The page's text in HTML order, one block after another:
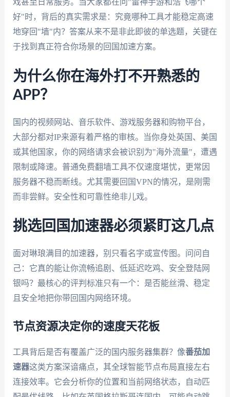
戏甚至日常服务。当大家都在问"雷神手游和浩飞哪个
好"时，背后的真实需求是：究竟哪种工具才能稳定高速
地穿回"墙"内？答案从来不是非此即彼的单选题，关键在
于找到真正符合你场景的回国加速方案。
为什么你在海外打不开熟悉的
APP？
国内的视频网站、音乐软件、游戏服务器和购物平台，
大部分都对IP来源有着严格的审核。当你身处英国、美国
或其他国家，你的网络请求会被识别为"海外流量"，遭遇
限制或降速。普通免费翻墙工具不仅速度堪忧，更常因
服务器不稳而断线。尤其需要回国VPN的情况，是刚需
而非尝鲜。安全性和可靠性绝非儿戏。
挑选回国加速器必须紧盯这几点
面对琳琅满目的加速器，别只看名字或宣传图。问问自
己：它真的能让你流畅追剧、低延迟吃鸡、安全登陆网
银吗？最核心的评判标准只有一个：是否能丝滑、稳定
且安全地把你带回国内网络环境。
节点资源决定你的速度天花板
工具背后是否有覆盖广泛的国内服务器集群？像番茄加
速器这类方案深谙痛点，其全球智能节点布局直接左右
连接效率。它会分析你的位置和当前网络状态，自动匹